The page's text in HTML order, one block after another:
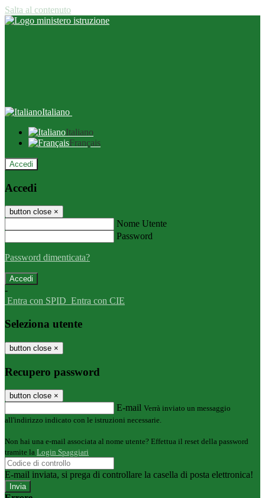
Salta al contenuto
Italiano
Italiano
Français
Accedi
Accedi
button close ×
Nome Utente
Password
Password dimenticata?
-
Entra con SPID Entra con CIE
Seleziona utente
button close ×
Recupero password
button close ×
E-mail Verrà inviato un messaggio
all'indirizzo indicato con le istruzioni necessarie.
Non hai una e-mail associata al nome utente? Effettua il reset della password
tramite la Login Spaggiari
E-mail inviata, si prega di controllare la casella di posta elettronica!